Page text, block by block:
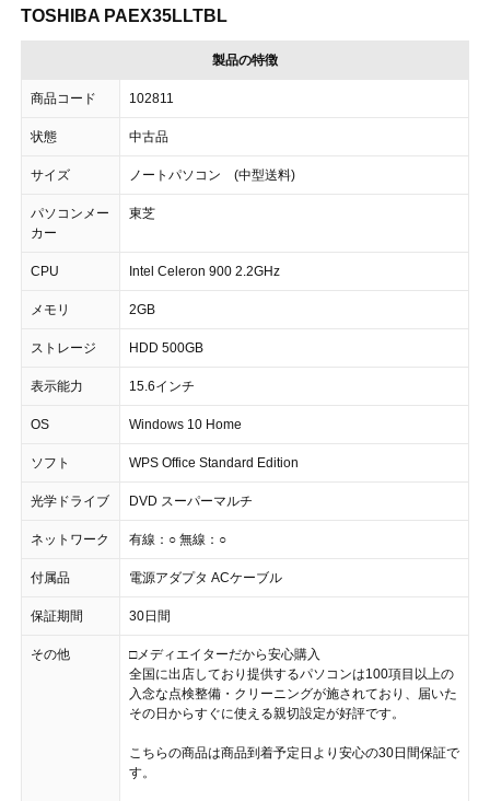
TOSHIBA PAEX35LLTBL
製品の特徴
商品コード 102811
状態 中古品
サイズ ノートパソコン (中型送料)
パソコンメー
カー
東芝
CPU Intel Celeron 900 2.2GHz
メモリ 2GB
ストレージ HDD 500GB
表示能力 15.6インチ
OS Windows 10 Home
ソフト WPS Office Standard Edition
光学ドライブ DVD スーパーマルチ
ネットワーク 有線：○ 無線：○
付属品 電源アダプタ ACケーブル
保証期間 30日間
その他
□メディエイターだから安心購入
全国に出店しており提供するパソコンは100項目以上の
入念な点検整備・クリーニングが施されており、届いた
その日からすぐに使える親切設定が好評です。
こちらの商品は商品到着予定日より安心の30日間保証で
す。